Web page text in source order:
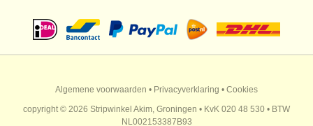
Algemene voorwaarden • Privacyverklaring • Cookies
copyright © 2026 Stripwinkel Akim, Groningen • KvK 020 48 530 • BTW
NL002153387B93